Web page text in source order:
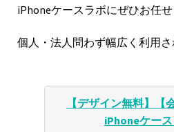
iPhoneケースラボにぜひお任せ
個人・法人問わず幅広く利用さ
【デザイン無料】【
iPhoneケー